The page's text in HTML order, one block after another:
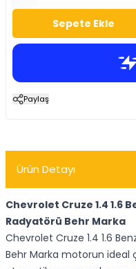
Sepete Ekle
Paylaş
Ürün Detayı
Chevrolet Cruze 1.4 1.6
Radyatörü Behr Marka
Chevrolet Cruze 1.4 1.6
Behr Marka motorun ideal